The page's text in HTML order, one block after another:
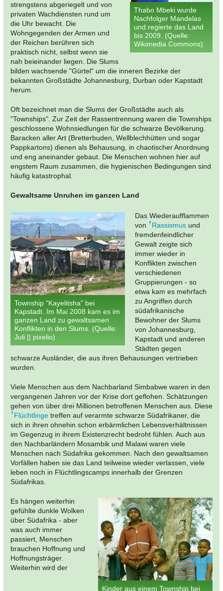
Thabo Mbeki wurde
Nachfolger Mandelas
und regierte das Land
bis 2009. (Quelle:
Wikimedia Commons)
strengstens abgeriegelt und von
privaten Wachdiensten rund um
die Uhr bewacht. Die
Wohngegenden der Armen und
der Reichen berühren sich
praktisch nicht, selbst wenn sie
nah beieinander liegen. Die Slums
bilden wachsende "Gürtel" um die inneren Bezirke der
bekannten Großstädte Johannesburg, Durban oder Kapstadt
herum.
Oft bezeichnet man die Slums der Großstädte auch als
"Townships". Zur Zeit der Rassentrennung waren die Townships
geschlossene Wohnsiedlungen für die schwarze Bevölkerung.
Baracken aller Art (Bretterbuden, Wellblechhütten und sogar
Pappkartons) dienen als Behausung, in chaotischer Anordnung
und eng aneinander gebaut. Die Menschen wohnen hier auf
engstem Raum zusammen, die hygienischen Bedingungen sind
häufig katastrophal.
Gewaltsame Unruhen im ganzen Land
Township "Kayelitsha" bei
Kapstadt. Im Mai 2008 kam es im
ganzen Land zu gewaltsamen
Konflikten in den Slums. (Quelle:
Juli || pixelio)
Das Wiederaufflammen
von
Rassismus und
fremdenfeindlicher
Gewalt zeigte sich
immer wieder in
Konflikten zwischen
verschiedenen
Gruppierungen - so
etwa kam es mehrfach
zu Angriffen durch
südafrikanische
Bewohner der Slums
von Johannesburg,
Kapstadt und anderen
Städten gegen
schwarze Ausländer, die aus ihren Behausungen vertrieben
wurden.
Viele Menschen aus dem Nachbarland Simbabwe waren in den
vergangenen Jahren vor der Krise dort geflohen. Schätzungen
gehen von über drei Millionen betroffenen Menschen aus. Diese
Flüchtlinge treffen auf verarmte schwarze Südafrikaner, die
sich in ihren ohnehin schon erbärmlichen Lebensverhältnissen
im Gegenzug in ihrem Existenzrecht bedroht fühlen. Auch aus
den Nachbarländern Mosambik und Malawi waren viele
Menschen nach Südafrika gekommen. Nach den gewaltsamen
Vorfällen haben sie das Land teilweise wieder verlassen, viele
leben noch in Flüchtlingscamps innerhalb der Grenzen
Südafrikas.
Kinder aus einem Township bei
Es hängen weiterhin
gefühlte dunkle Wolken
über Südafrika - aber
was auch immer
passiert, Menschen
brauchen Hoffnung und
Hoffnungsträger.
Weiterhin wird der